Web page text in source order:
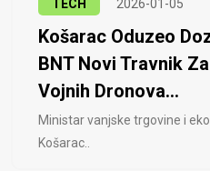
TECH 2026-01-05
Košarac Oduzeo
BNT Novi Travnik
Vojnih Dronova...
Ministar vanjske trgovine i
Košarac..